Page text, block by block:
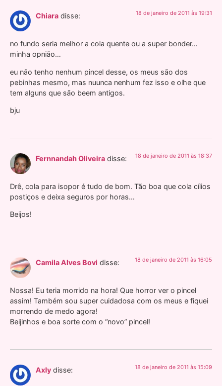
Chiara disse: 18 de janeiro de 2011 às 19:31
no fundo seria melhor a cola quente ou a super bonder…
minha opnião…
eu não tenho nenhum pincel desse, os meus são dos
pebinhas mesmo, mas nuunca nenhum fez isso e olhe que
tem alguns que são beem antigos.
bju
Fernnandah Oliveira disse: 18 de janeiro de 2011 às 18:37
Drê, cola para isopor é tudo de bom. Tão boa que cola cílios
postiços e deixa seguros por horas…
Beijos!
Camila Alves Bovi disse: 18 de janeiro de 2011 às 16:05
Nossa! Eu teria morrido na hora! Que horror ver o pincel
assim! Também sou super cuidadosa com os meus e fiquei
morrendo de medo agora!
Beijinhos e boa sorte com o “novo” pincel!
Axly disse: 18 de janeiro de 2011 às 15:09